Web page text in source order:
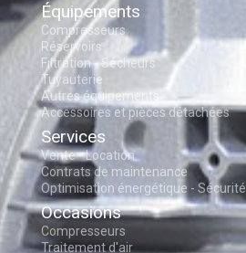
Équipements
Compresseurs
Réservoirs
Filtration - Sécheurs
Tuyauterie
Autres équipements
Accessoires et pièces détachées
Services
Vente - Location
Contrats de maintenance
Optimisation énergétique - Sécurité
Occasions
Compresseurs
Traitement d'air